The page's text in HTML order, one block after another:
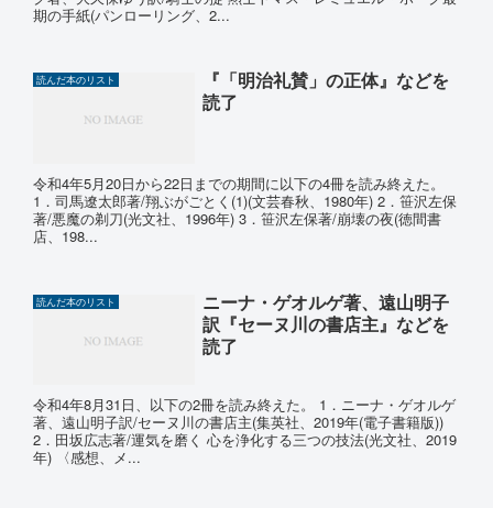
期の手紙(パンローリング、2...
読んだ本のリスト
『「明治礼賛」の正体』などを
読了
令和4年5月20日から22日までの期間に以下の4冊を読み終えた。
1．司馬遼太郎著/翔ぶがごとく(1)(文芸春秋、1980年) 2．笹沢左保
著/悪魔の剃刀(光文社、1996年) 3．笹沢左保著/崩壊の夜(徳間書
店、198...
読んだ本のリスト
ニーナ・ゲオルゲ著、遠山明子
訳『セーヌ川の書店主』などを
読了
令和4年8月31日、以下の2冊を読み終えた。 1．ニーナ・ゲオルゲ
著、遠山明子訳/セーヌ川の書店主(集英社、2019年(電子書籍版))
2．田坂広志著/運気を磨く 心を浄化する三つの技法(光文社、2019
年) 〈感想、メ...